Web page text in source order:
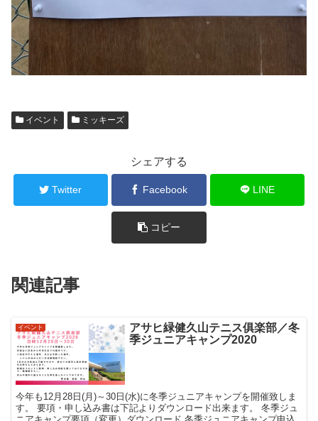
イベント ミッキーズ
シェアする
Twitter Facebook LINE
コピー
関連記事
イベント
アサヒ緑健久山テニス俱楽部／冬
季ジュニアキャンプ2020
今年も12月28日(月)～30日(水)に冬季ジュニアキャンプを開催致しま
す。 要項・申し込み書は下記よりダウンロード出来ます。 冬季ジュ